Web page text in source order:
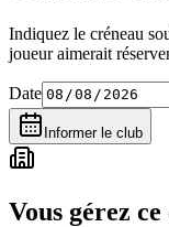
Indiquez le créneau
joueur aimerait
Date
Informer le club
Vous gérez